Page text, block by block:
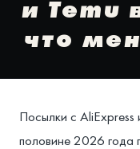
и Temu
что
Посылки с AliExpress
половине 2026